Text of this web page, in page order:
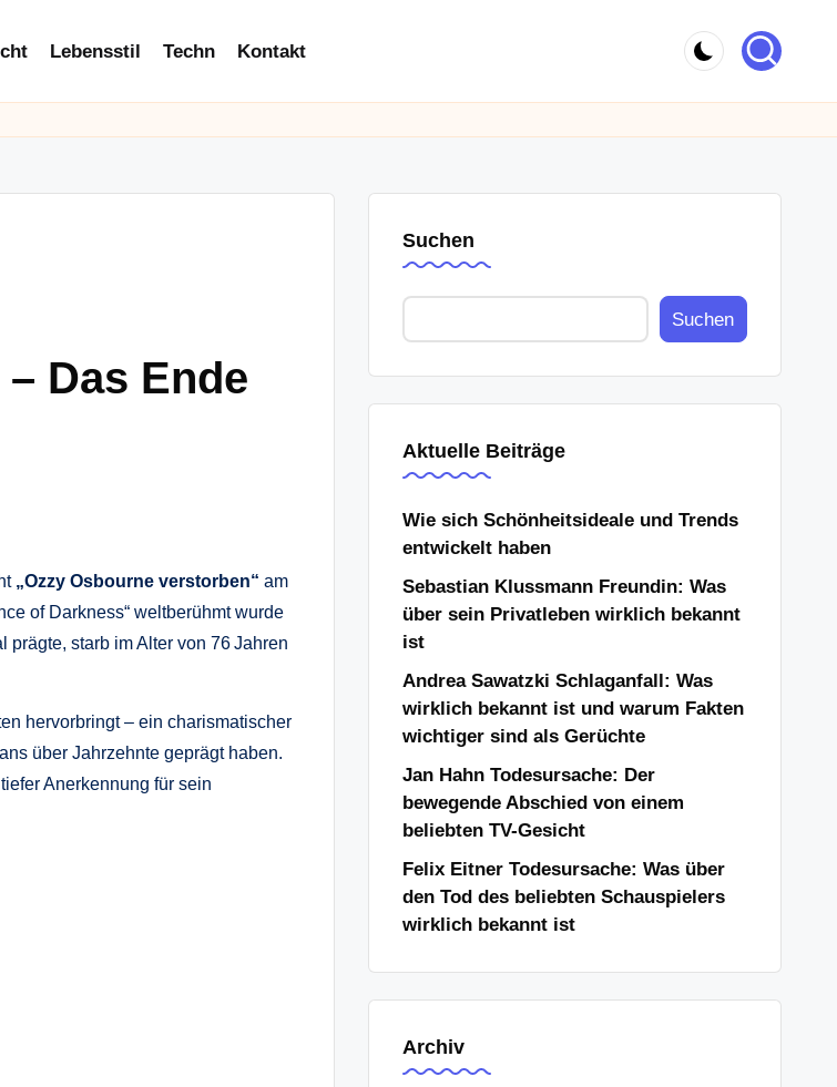
Lebensstil Techn Kontakt
Das Ende
„Ozzy Osbourne verstorben“ am
of Darkness“ weltberühmt wurde
starb im Alter von 76 Jahren
hervorbringt – ein charismatischer
über Jahrzehnte geprägt haben.
Anerkennung für sein
Suchen
Suchen
Aktuelle Beiträge
Wie sich Schönheitsideale und Trends
entwickelt haben
Sebastian Klussmann Freundin: Was
über sein Privatleben wirklich bekannt
ist
Andrea Sawatzki Schlaganfall: Was
wirklich bekannt ist und warum Fakten
wichtiger sind als Gerüchte
Jan Hahn Todesursache: Der
bewegende Abschied von einem
beliebten TV-Gesicht
Felix Eitner Todesursache: Was über
den Tod des beliebten Schauspielers
wirklich bekannt ist
Archiv